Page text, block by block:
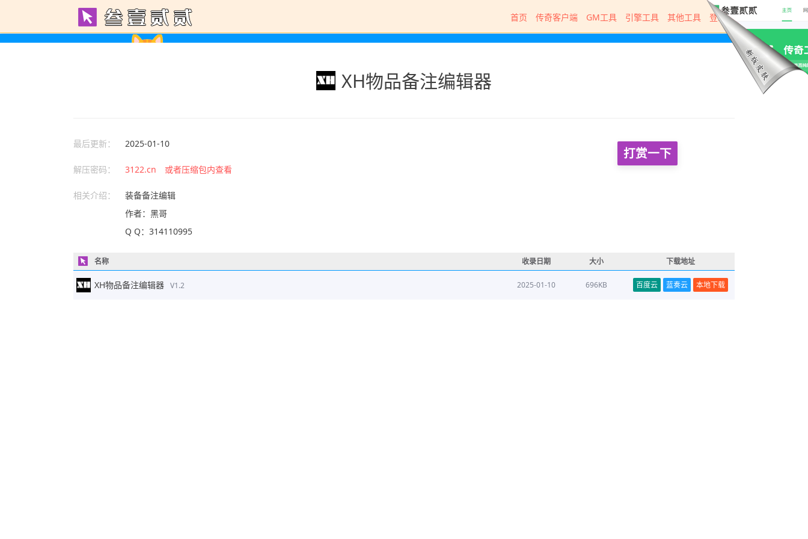
首页 传奇客户端 GM工具 引擎工具 其他工具 登录器
打赏一下
XH物品备注编辑器
最后更新： 2025-01-10
解压密码： 3122.cn 或者压缩包内查看
相关介绍：
装备备注编辑
作者：黑哥
Q Q：314110995
名称 收录日期 大小 下载地址
XH物品备注编辑器 V1.2 2025-01-10 696KB 百度云 蓝奏云 本地下载